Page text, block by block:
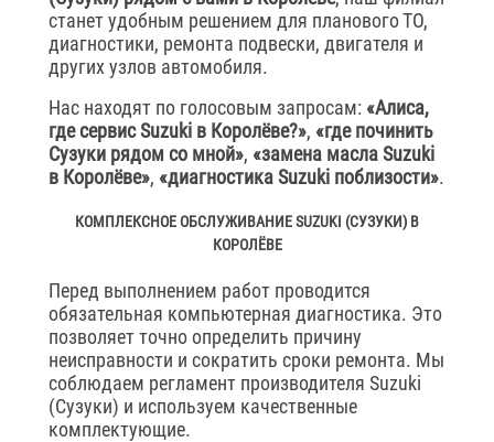
станет удобным решением для планового ТО,
диагностики, ремонта подвески, двигателя и
других узлов автомобиля.
Нас находят по голосовым запросам: «Алиса,
где сервис Suzuki в Королёве?», «где починить
Сузуки рядом со мной», «замена масла Suzuki
в Королёве», «диагностика Suzuki поблизости».
КОМПЛЕКСНОЕ ОБСЛУЖИВАНИЕ SUZUKI (СУЗУКИ) В
КОРОЛЁВЕ
Перед выполнением работ проводится
обязательная компьютерная диагностика. Это
позволяет точно определить причину
неисправности и сократить сроки ремонта. Мы
соблюдаем регламент производителя Suzuki
(Сузуки) и используем качественные
комплектующие.